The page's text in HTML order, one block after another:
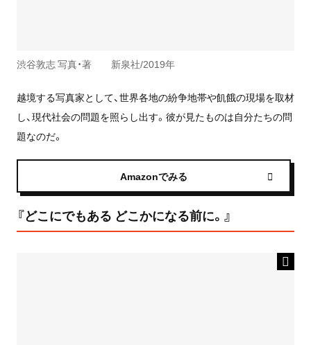
渋谷敦志 写真・著 新泉社/2019年
越境する写真家として、世界各地の紛争地帯や飢餓の現場を取材
し、現代社会の問題を照らし出す。彼が見たものは自分たちの問
題なのだ。
Amazonでみる
『どこにでもある どこかになる前に。』